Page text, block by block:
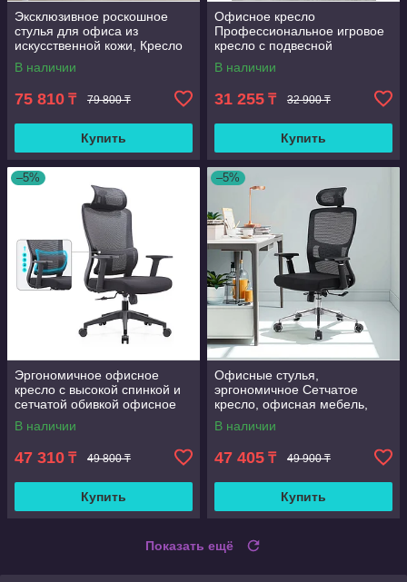
Эксклюзивное роскошное
стулья для офиса из
искусственной кожи, Кресло
офисное на полозьях
В наличии
75 810 ₸ 79 800 ₸
Купить
Офисное кресло
Профессиональное игровое
кресло с подвесной
поясничной поддержкой,
бесшумные Полиуретановые
ролики, хит продаж
В наличии
31 255 ₸ 32 900 ₸
Купить
–5%
Эргономичное офисное
кресло с высокой спинкой и
сетчатой обивкой офисное
кресло с регулируемой
поясничной поддержкой д
В наличии
47 310 ₸ 49 800 ₸
Купить
–5%
Офисные стулья,
эргономичное Сетчатое
кресло, офисная мебель,
компьютерное кресло
В наличии
47 405 ₸ 49 900 ₸
Купить
Показать ещё